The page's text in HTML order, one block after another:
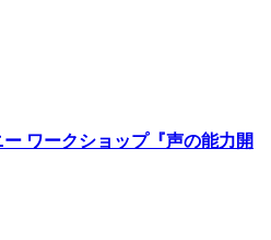
ー ワークショップ『声の能力開